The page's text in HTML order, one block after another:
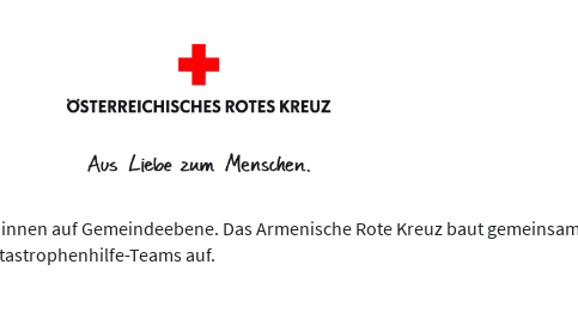
auf Gemeindeebene. Das Armenische Rote Kreuz baut
Teams auf.